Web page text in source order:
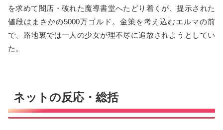
を求めて闇店・破れた魔導書堂へたどり着くが、提示された
値段はまさかの5000万ゴルド。金策を考え込むエルマの前
で、路地裏では一人の少女が理不尽に追放されようとしてい
た。
ネットの反応・総括